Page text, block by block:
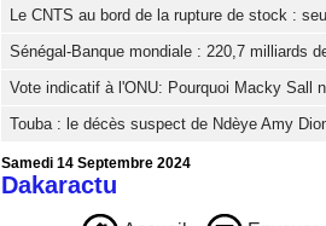
Le CNTS au bord de la rupture de stock :
Sénégal-Banque mondiale : 220,7 milliards
Vote indicatif à l'ONU: Pourquoi Macky Sall
Touba : le décès suspect de Ndèye Amy
Samedi 14 Septembre 2024
Dakaractu